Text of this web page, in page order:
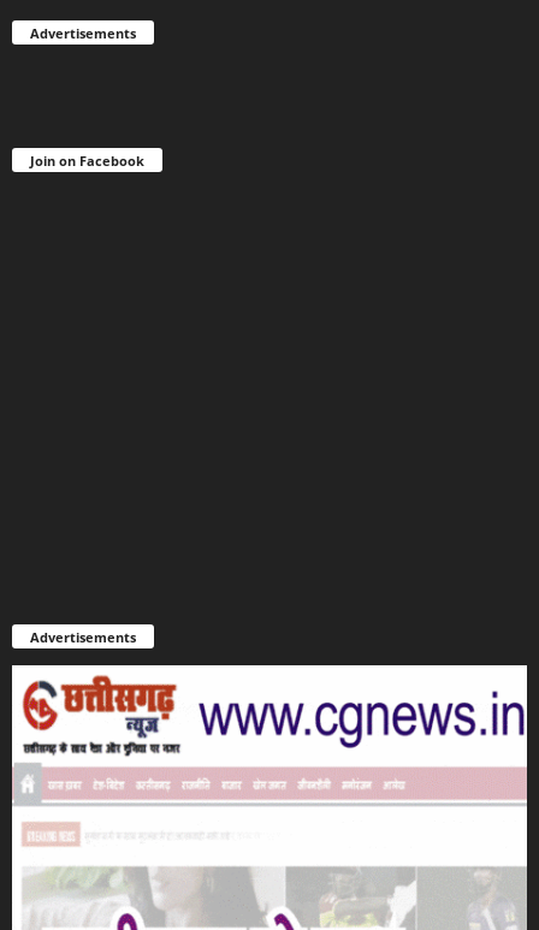
Advertisements
Join on Facebook
Advertisements